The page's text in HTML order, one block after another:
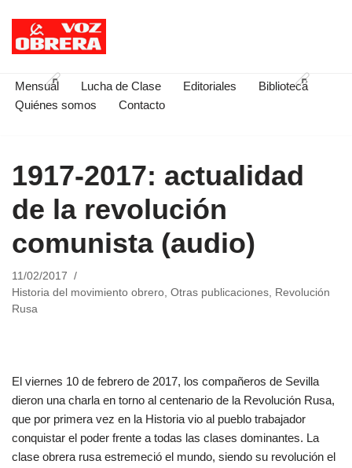
Saltar
contenido
Mensual Lucha de Clase Editoriales
Biblioteca
Quiénes somos
Contacto
1917-2017: actualidad
de la revolución
comunista (audio)
11/02/2017
Historia del movimiento obrero, Otras publicaciones, Revolución
Rusa
El viernes 10 de febrero de 2017, los compañeros de Sevilla
dieron una charla en torno al centenario de la Revolución Rusa,
que por primera vez en la Historia vio al pueblo trabajador
conquistar el poder frente a todas las clases dominantes. La
clase obrera rusa estremeció el mundo, siendo su revolución el